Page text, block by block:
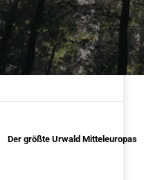
Der größte Urwald Mitteleuropas